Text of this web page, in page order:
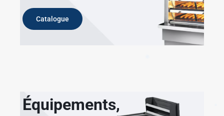
Catalogue
Équipements,
✱